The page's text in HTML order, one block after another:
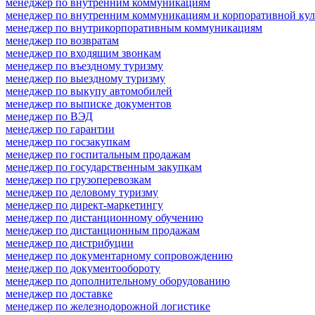
менеджер по внутренним коммуникациям и корпоративной
менеджер по внутрикорпоративным коммуникациям
менеджер по возвратам
менеджер по входящим звонкам
менеджер по въездному туризму
менеджер по выездному туризму
менеджер по выкупу автомобилей
менеджер по выписке документов
менеджер по ВЭД
менеджер по гарантии
менеджер по госзакупкам
менеджер по госпитальным продажам
менеджер по государственным закупкам
менеджер по грузоперевозкам
менеджер по деловому туризму
менеджер по директ-маркетингу
менеджер по дистанционному обучению
менеджер по дистанционным продажам
менеджер по дистрибуции
менеджер по документарному сопровождению
менеджер по документообороту
менеджер по дополнительному оборудованию
менеджер по доставке
менеджер по железнодорожной логистике